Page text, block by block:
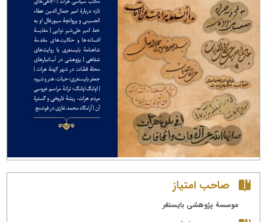
صاحب امتیاز
موسسۀ پژوهشی بایسنغر